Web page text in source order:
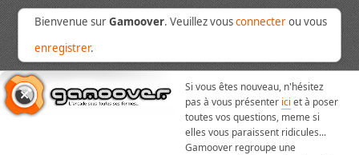
Bienvenue surGamoover. Veuillez vousconnecterou vous
enregistrer.
Si vous êtes nouveau, n'hésitez
pas à vous présenter ici et à poser
toutes vos questions, meme si
elles vous paraissent ridicules...
Gamoover regroupe une